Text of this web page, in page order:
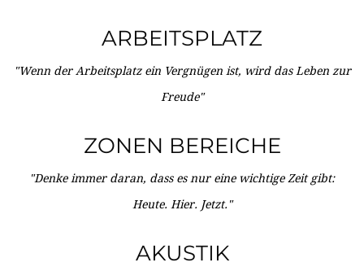
ARBEITSPLATZ
"Wenn der Arbeitsplatz ein Vergnügen ist, wird das Leben zur
Freude"
ZONEN BEREICHE
"Denke immer daran, dass es nur eine wichtige Zeit gibt:
Heute. Hier. Jetzt."
AKUSTIK